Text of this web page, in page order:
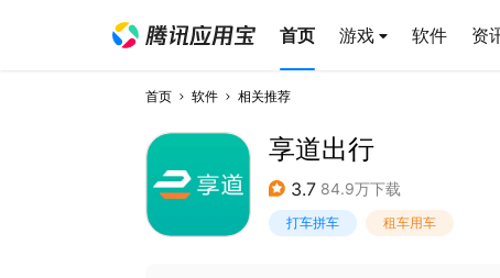
首页 游戏 软件 资
首页 软件 相关推荐
享道出行
3.7 84.9万下载
打车拼车 租车用车